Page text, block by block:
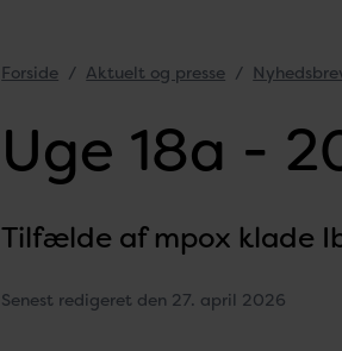
Forside Aktuelt og presse
Uge 18a -
Tilfælde af mpox klade
Senest redigeret den 27. april 2026